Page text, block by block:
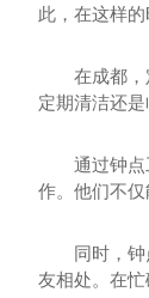
此，在这样
在成都
定期清洁还
通过钟
作。他们不
同时，
友相处。在